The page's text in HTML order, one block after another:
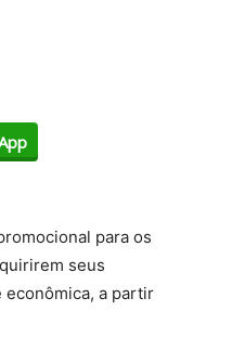
para os
seus
econômica, a partir